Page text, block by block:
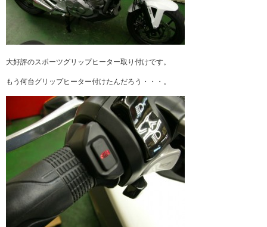
大好評のスポーツグリップヒーター取り付けです。
もう何台グリップヒーター付けたんだろう・・・。